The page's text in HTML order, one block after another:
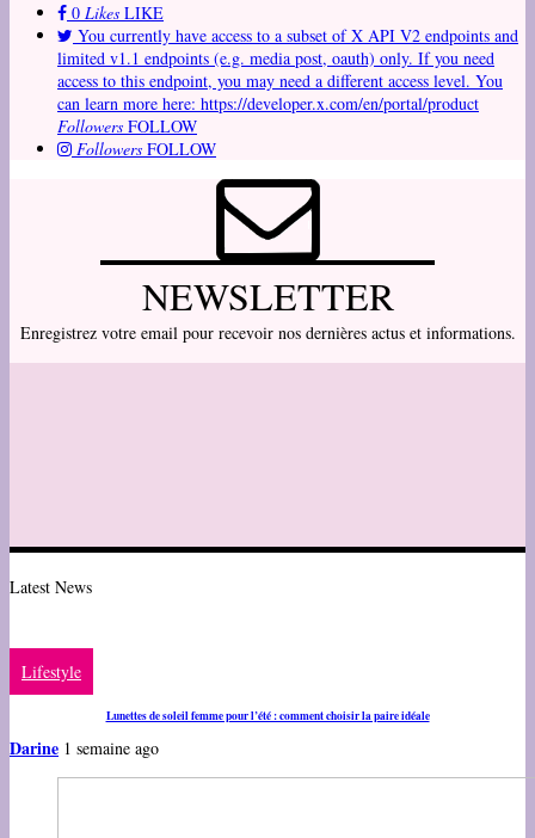
0 Likes LIKE
You currently have access to a subset of X API V2 endpoints and
limited v1.1 endpoints (e.g. media post, oauth) only. If you need
access to this endpoint, you may need a different access level. You
can learn more here: https://developer.x.com/en/portal/product
Followers FOLLOW
Followers FOLLOW
NEWSLETTER
Enregistrez votre email pour recevoir nos dernières actus et informations.
Latest News
Lifestyle
Lunettes de soleil femme pour l’été : comment choisir la paire idéale
Darine 1 semaine ago